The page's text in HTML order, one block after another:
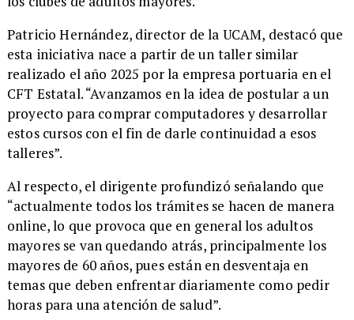
​Patricio Hernández, director de la UCAM, destacó que
esta iniciativa nace a partir de un taller similar
realizado el año 2025 por la empresa portuaria en el
CFT Estatal. “Avanzamos en la idea de postular a un
proyecto para comprar computadores y desarrollar
estos cursos con el fin de darle continuidad a esos
talleres”.
​Al respecto, el dirigente profundizó señalando que
“actualmente todos los trámites se hacen de manera
online, lo que provoca que en general los adultos
mayores se van quedando atrás, principalmente los
mayores de 60 años, pues están en desventaja en
temas que deben enfrentar diariamente como pedir
horas para una atención de salud”.